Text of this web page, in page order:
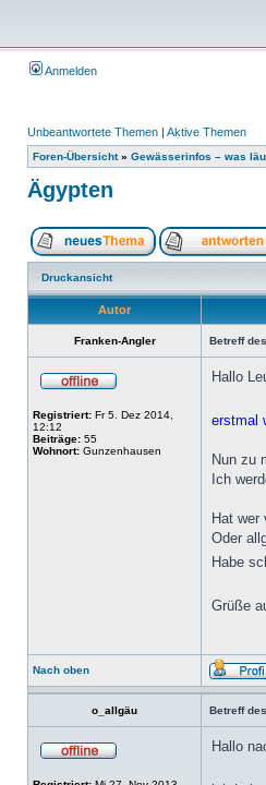
Anmelden
Unbeantwortete Themen | Aktive Themen
Foren-Übersicht» Gewässerinfos – was
Ägypten
Druckansicht
Autor
Franken-Angler Betreff
Registriert: Fr 5. Dez 2014,
12:12
Beiträge: 55
Wohnort: Gunzenhausen
Hallo
erstmal
Nun zu
Ich
Hat wer
Oder
Habe
Grüße
Nach oben
o_allgäu Betreff
Hallo